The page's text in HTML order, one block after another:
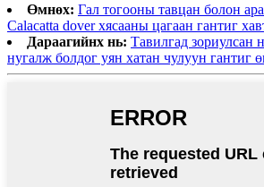
Өмнөх: Гал тогооны тавцан болон
Calacatta dover хясааны цагаан гантиг
Дараагийнх нь: Тавилгад зориулсан
нугалж болдог уян хатан чулуун гантиг